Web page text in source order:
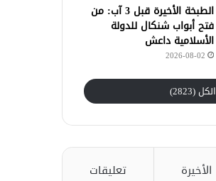
الطبخة الأخيرة قبل 3 آب: من
فتح أبواب شنكال للدولة
الأسلامية داعش
2026-08-02
الكل (2823)
الأخيرة تعليقات